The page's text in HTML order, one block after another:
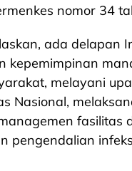
nomor 34
ada delapan
kepemimpinan
melayani
Nasional,
fasilitas
pengendalian